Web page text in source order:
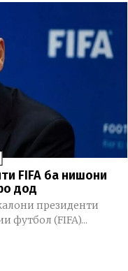
FIFA ба нишони
дод
президенти
футбол (FIFA)...